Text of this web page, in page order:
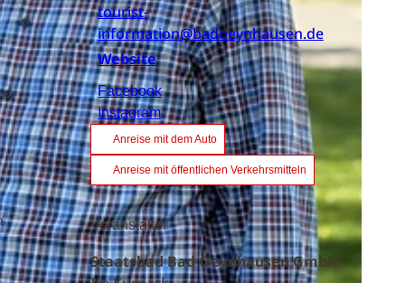
tourist-
information@badoeynhausen.de
Website
Facebook
Instagram
Anreise mit dem Auto
Anreise mit öffentlichen Verkehrsmitteln
Veranstalter
Staatsbad Bad Oeynhausen GmbH